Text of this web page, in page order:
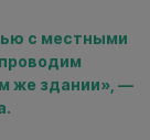
с местными
же здании», —